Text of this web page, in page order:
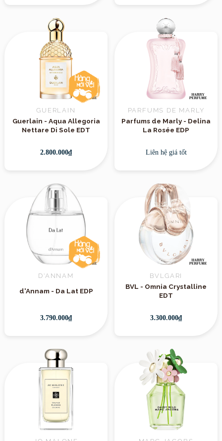
GUERLAIN
Guerlain - Aqua Allegoria
Nettare Di Sole EDT
2.800.000₫
PARFUMS DE MARLY
Parfums de Marly - Delina
La Rosée EDP
Liên hệ giá tốt
D'ANNAM
d'Annam - Da Lat EDP
3.790.000₫
BVLGARI
BVL - Omnia Crystalline
EDT
3.300.000₫